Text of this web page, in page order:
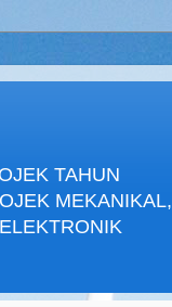
TAHUN
MEKANIKAL,